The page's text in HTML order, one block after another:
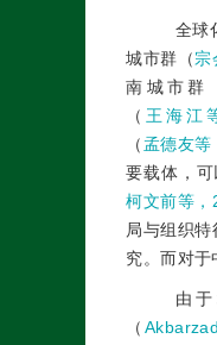
全球
城市群（宗
南城市群
（ 王海江
（孟德友等
要载体，
柯文前等，
局与组织
究。而对于
由
（